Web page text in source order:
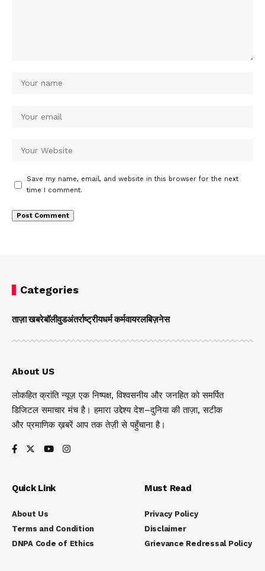
Save my name, email, and website in this browser for the next
time I comment.
Categories
ताज़ा खबरेबॉलीवुडअंतर्राष्ट्रीयधर्म कर्मवायरलबिज़नेस
About US
लोकहित क्रांति न्यूज़ एक निष्पक्ष, विश्वसनीय और जनहित को समर्पित
डिजिटल समाचार मंच है। हमारा उद्देश्य देश–दुनिया की ताज़ा, सटीक
और प्रमाणिक ख़बरें आप तक तेज़ी से पहुँचाना है।
Quick Link
About Us
Terms and Condition
DNPA Code of Ethics
Must Read
Privacy Policy
Disclaimer
Grievance Redressal Policy